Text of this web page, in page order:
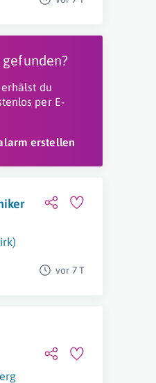
du
per E-
erstellen
vor 7 T